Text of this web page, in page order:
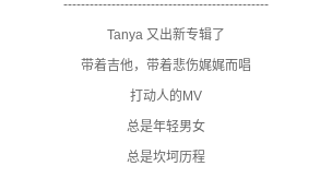
-----------------------------------------------
Tanya 又出新专辑了
带着吉他，带着悲伤娓娓而唱
打动人的MV
总是年轻男女
总是坎坷历程